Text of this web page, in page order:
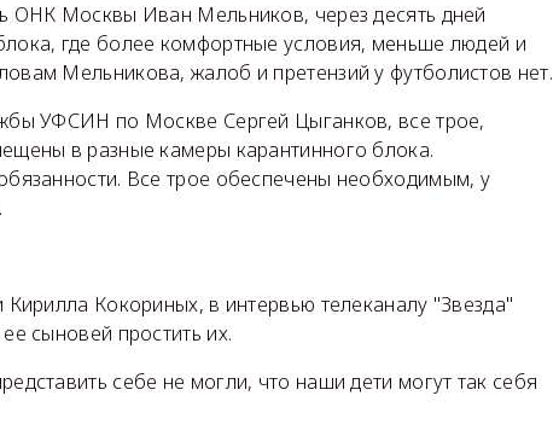
ОНК Москвы Иван Мельников, через десять дней
где более комфортные условия, меньше людей и
Мельникова, жалоб и претензий у футболистов нет.
УФСИН по Москве Сергей Цыганков, все трое,
в разные камеры карантинного блока.
Все трое обеспечены необходимым, у
Кокориных, в интервью телеканалу "Звезда"
сыновей простить их.
себе не могли, что наши дети могут так себя